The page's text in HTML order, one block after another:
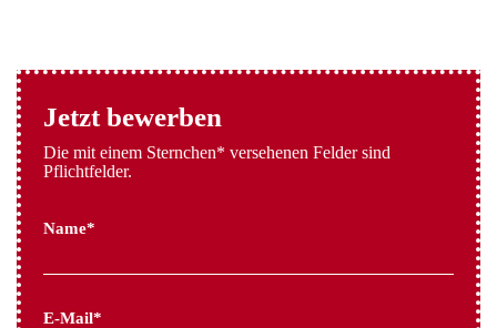
Jetzt bewerben
Die mit einem Sternchen* versehenen Felder sind
Pflichtfelder.
Name*
E-Mail*